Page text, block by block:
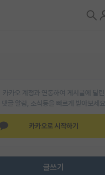
카카오 계정과 연동하여 게시글에 달린
댓글 알람, 소식등을 빠르게 받아보세요
카카오로 시작하기
글쓰기